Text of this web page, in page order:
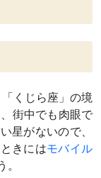
くじら座」の境
街中でも肉眼で
星がないので、
きにはモバイル